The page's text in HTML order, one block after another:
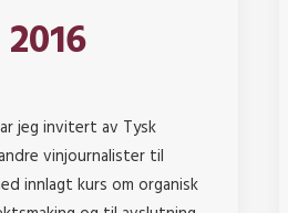
jeg invitert av Tysk
vinjournalister til
innlagt kurs om organisk